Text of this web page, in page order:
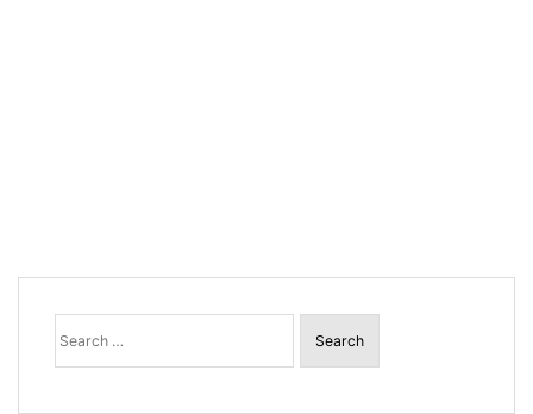
Search
for: